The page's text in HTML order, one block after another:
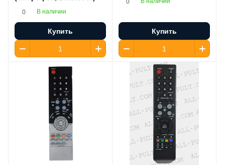
0 В наличии
Купить Купить